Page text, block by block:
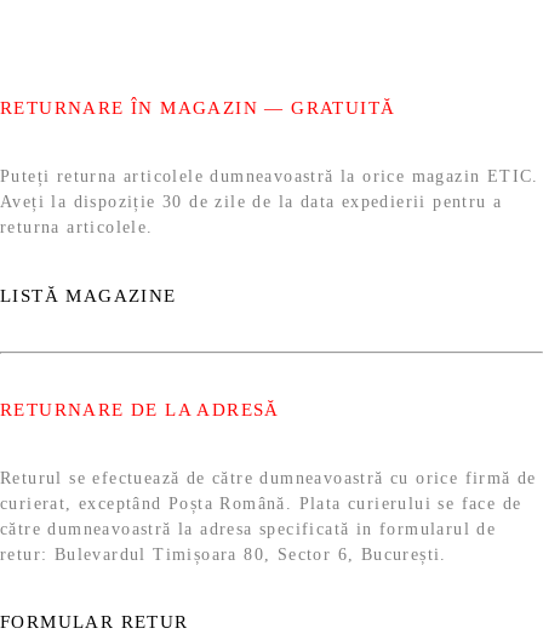
RETURNARE ÎN MAGAZIN — GRATUITĂ
Puteți returna articolele dumneavoastră la orice magazin ETIC.
Aveți la dispoziție 30 de zile de la data expedierii pentru a
returna articolele.
LISTĂ MAGAZINE
RETURNARE DE LA ADRESĂ
Returul se efectuează de către dumneavoastră cu orice firmă de
curierat, exceptând Poșta Română. Plata curierului se face de
către dumneavoastră la adresa specificată in formularul de
retur: Bulevardul Timișoara 80, Sector 6, București.
FORMULAR RETUR